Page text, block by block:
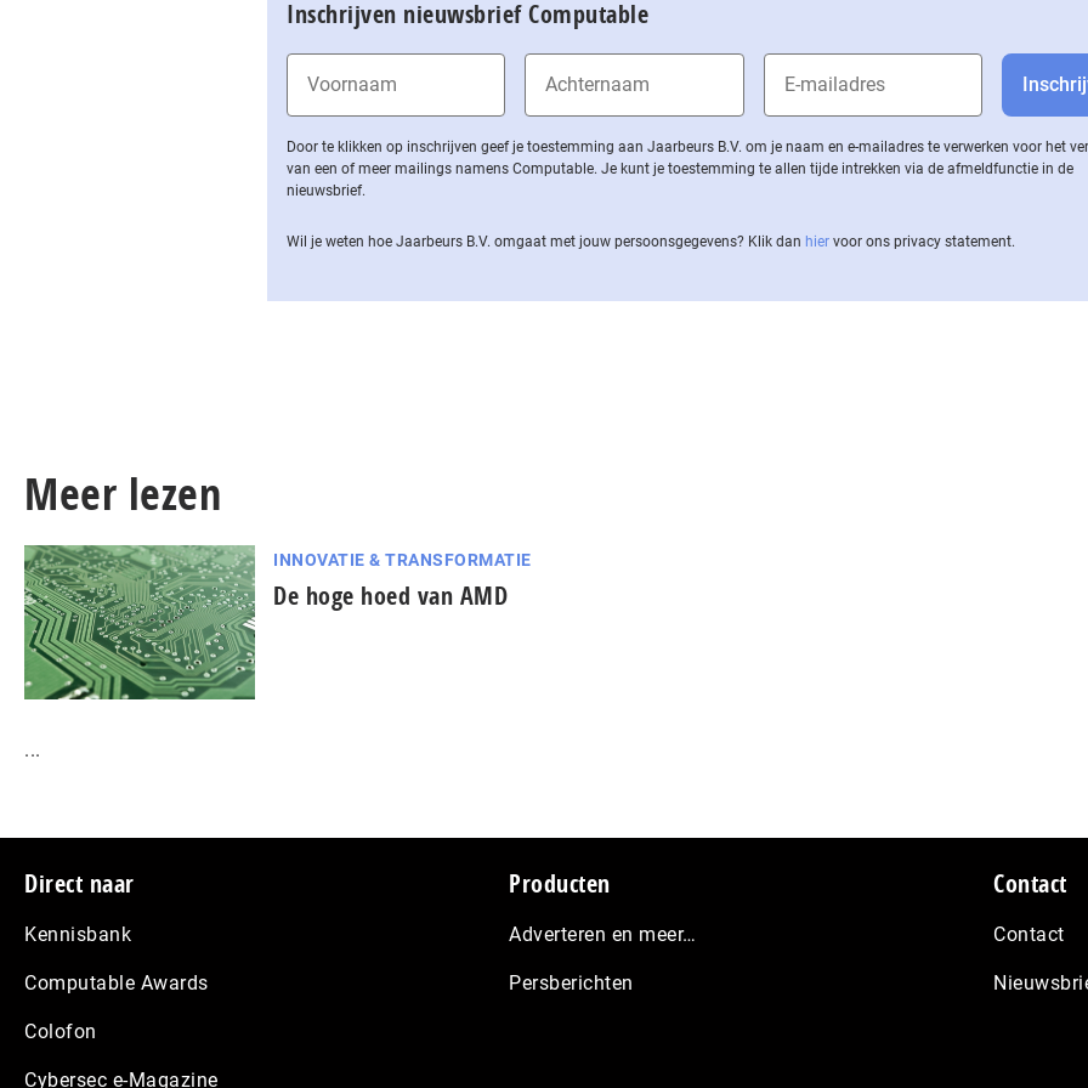
Inschrijven nieuwsbrief Computable
Door te klikken op inschrijven geef je toestemming aan Jaarbeurs B.V. om je naam en e-mailadres te verwerken voor het
van een of meer mailings namens Computable. Je kunt je toestemming te allen tijde intrekken via de af­meld­func­tie in de
nieuwsbrief.
Wil je weten hoe Jaarbeurs B.V. omgaat met jouw per­soons­ge­ge­vens? Klik dan hier voor ons privacy statement.
Meer lezen
INNOVATIE & TRANSFORMATIE
De hoge hoed van AMD
...
Footer
Direct naar
Kennisbank
Computable Awards
Colofon
Cybersec e-Magazine
Producten
Adverteren en meer…
Persberichten
Contact
Contact